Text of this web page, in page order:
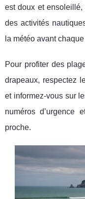
est doux et
des activités
la météo avant
Pour profiter des
drapeaux, respectez
et informez-vous sur
numéros d’urgence
proche.